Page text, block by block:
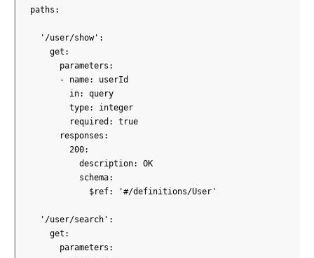
paths:
  '/user/show':
    get:
      parameters:
      - name: userId
        in: query
        type: integer
        required: true
      responses:
        200:
          description: OK
          schema:
            $ref: '#/definitions/User'
  '/user/search':
    get:
      parameters: